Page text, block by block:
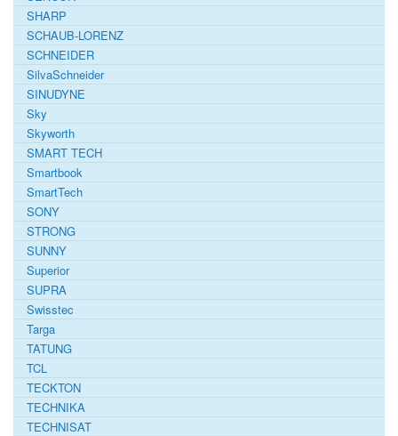
SHARP
SCHAUB-LORENZ
SCHNEIDER
SilvaSchneider
SINUDYNE
Sky
Skyworth
SMART TECH
Smartbook
SmartTech
SONY
STRONG
SUNNY
Superior
SUPRA
Swisstec
Targa
TATUNG
TCL
TECKTON
TECHNIKA
TECHNISAT